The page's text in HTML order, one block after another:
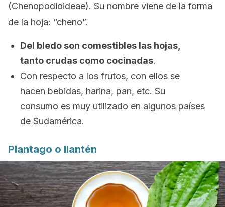
(Chenopodioideae). Su nombre viene de la forma
de la hoja: “cheno”.
Del bledo son comestibles las hojas,
tanto crudas como cocinadas.
Con respecto a los frutos, con ellos se
hacen bebidas, harina, pan, etc. Su
consumo es muy utilizado en algunos países
de Sudamérica.
Plantago o llantén